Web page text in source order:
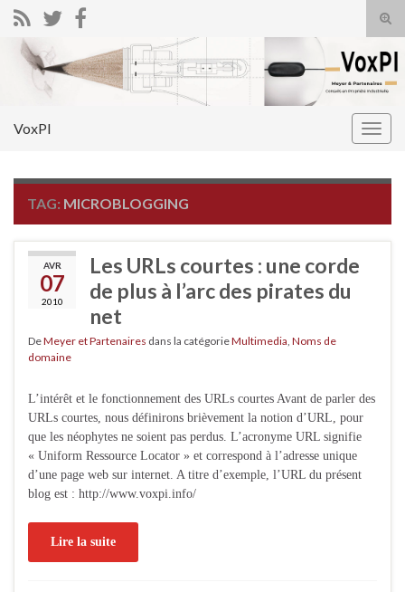
Search for:
VoxPI
TAG: MICROBLOGGING
AVR
07
2010
Les URLs courtes : une corde
de plus à l’arc des pirates du
net
DeMeyer et Partenaires dans la catégorieMultimedia Noms de
domaine
L’intérêt et le fonctionnement des URLs courtes Avant de parler des
URLs courtes, nous définirons brièvement la notion d’URL, pour
que les néophytes ne soient pas perdus. L’acronyme URL signifie
« Uniform Ressource Locator » et correspond à l’adresse unique
d’une page web sur internet. A titre d’exemple, l’URL du présent
blog est : http://www.voxpi.info/
Lire la suite